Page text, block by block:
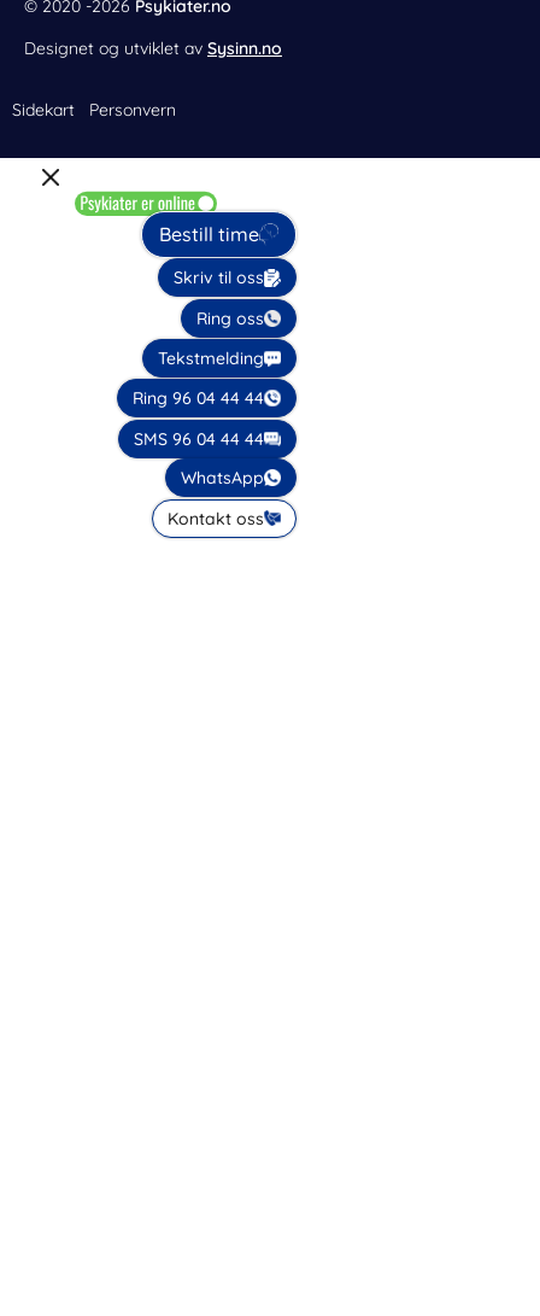
© 2020 -2026 Psykiater.no
Designet og utviklet av Sysinn.no
Sidekart Personvern
Bestill time
Skriv til oss
Ring oss
Tekstmelding
Ring 96 04 44 44
SMS 96 04 44 44
WhatsApp
Kontakt oss